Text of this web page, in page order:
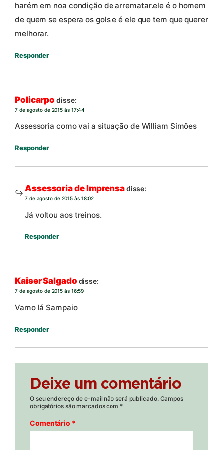
harém em noa condição de arrematar.ele é o homem
de quem se espera os gols e é ele que tem que querer
melhorar.
Responder
Policarpo disse:
7 de agosto de 2015 às 17:44
Assessoria como vai a situação de William Simões
Responder
Assessoria de Imprensadisse:
7 de agosto de 2015 às 18:02
Já voltou aos treinos.
Responder
Kaiser Salgado disse:
7 de agosto de 2015 às 16:59
Vamo lá Sampaio
Responder
Deixe um comentário
O seu endereço de e-mail não será publicado. Campos
obrigatórios são marcados com *
Comentário *